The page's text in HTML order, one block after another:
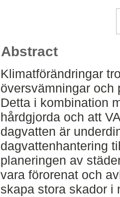
Abstract
Klimatförändringar
översvämningar
Detta i kombination
hårdgjorda och att
dagvatten är
dagvattenhantering
planeringen av
vara förorenat och
skapa stora skador i